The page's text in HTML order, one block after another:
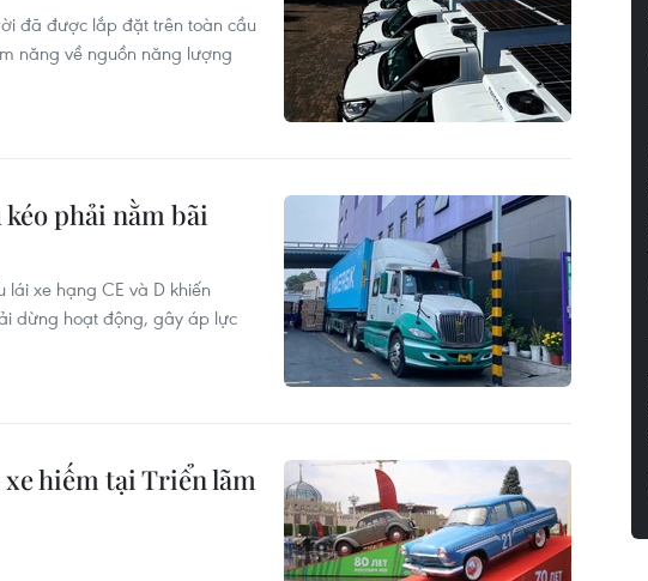
đã được lắp đặt trên toàn cầu
năng về nguồn năng lượng
phải nằm bãi
lái xe hạng CE và D khiến
dừng hoạt động, gây áp lực
hiếm tại Triển lãm